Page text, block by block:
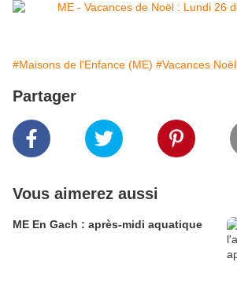
#Maisons de l'Enfance (ME) #Vacances Noël
Partager
Vous aimerez aussi
ME En Gach : après-midi aquatique